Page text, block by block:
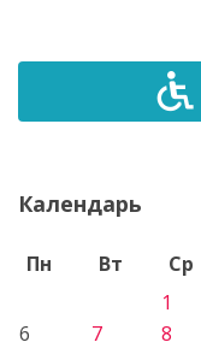
Календарь
Пн Вт Ср
1
6
7 8